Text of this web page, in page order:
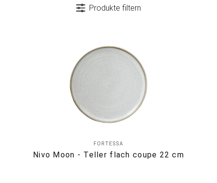
Produkte filtern
FORTESSA
Nivo Moon - Teller flach coupe 22 cm